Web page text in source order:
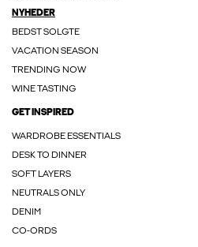
NYHEDER
BEDST SOLGTE
VACATION SEASON
TRENDING NOW
WINE TASTING
GET INSPIRED
WARDROBE ESSENTIALS
DESK TO DINNER
SOFT LAYERS
NEUTRALS ONLY
DENIM
CO-ORDS